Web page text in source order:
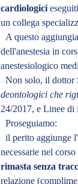
cardiologici
un collega
A questo
dell'anestesia in
anestesiologico
Non solo, il dottor
deontologici che
24/2017, e Linee
Proseguiamo:
il perito aggiunge
necessarie nel
rimasta senza
relazione